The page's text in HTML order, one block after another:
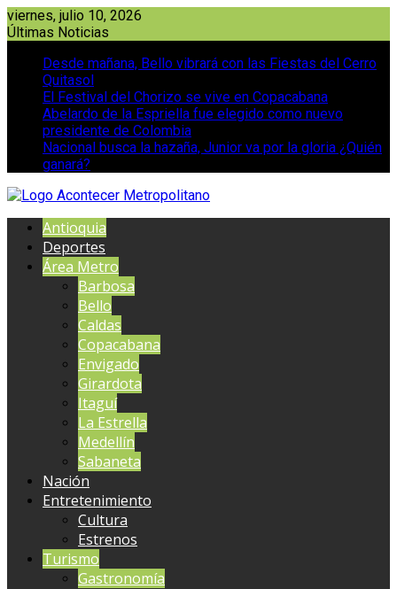
Saltar
al
viernes, julio 10, 2026
Últimas Noticias
Desde mañana, Bello vibrará con las Fiestas del Cerro
Quitasol
El Festival del Chorizo se vive en Copacabana
Abelardo de la Espriella fue elegido como nuevo
presidente de Colombia
Nacional busca la hazaña, Junior va por la gloria ¿Quién
ganará?
Antioquia
Deportes
Área Metro
Barbosa
Bello
Caldas
Copacabana
Envigado
Girardota
Itaguí
La Estrella
Medellín
Sabaneta
Nación
Entretenimiento
Cultura
Estrenos
Turismo
Gastronomía